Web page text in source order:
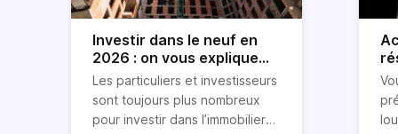
Investir dans le neuf en
2026 : on vous explique
tout !
Les particuliers et investisseurs
sont toujours plus nombreux
pour investir dans l’immobilier